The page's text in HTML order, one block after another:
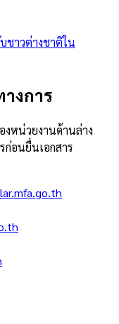
ชาวต่างชาติใน
งการ
หน่วยงานด้านล่าง
ก่อนยื่นเอกสาร